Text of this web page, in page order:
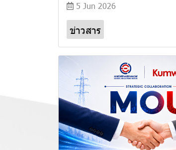
5 Jun 2026
ข่าวสาร